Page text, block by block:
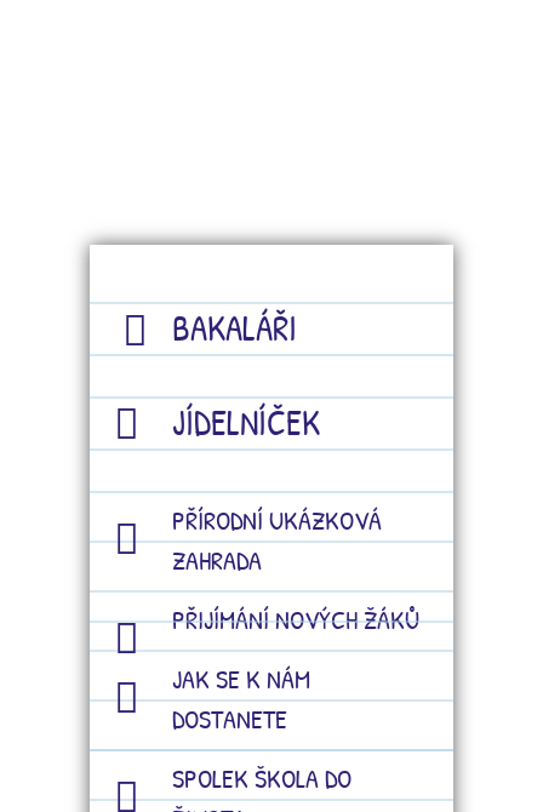
BAKALÁŘI
JÍDELNÍČEK
PŘÍRODNÍ UKÁZKOVÁ
ZAHRADA
PŘIJÍMÁNÍ NOVÝCH ŽÁKŮ
JAK SE K NÁM
DOSTANETE
SPOLEK ŠKOLA DO